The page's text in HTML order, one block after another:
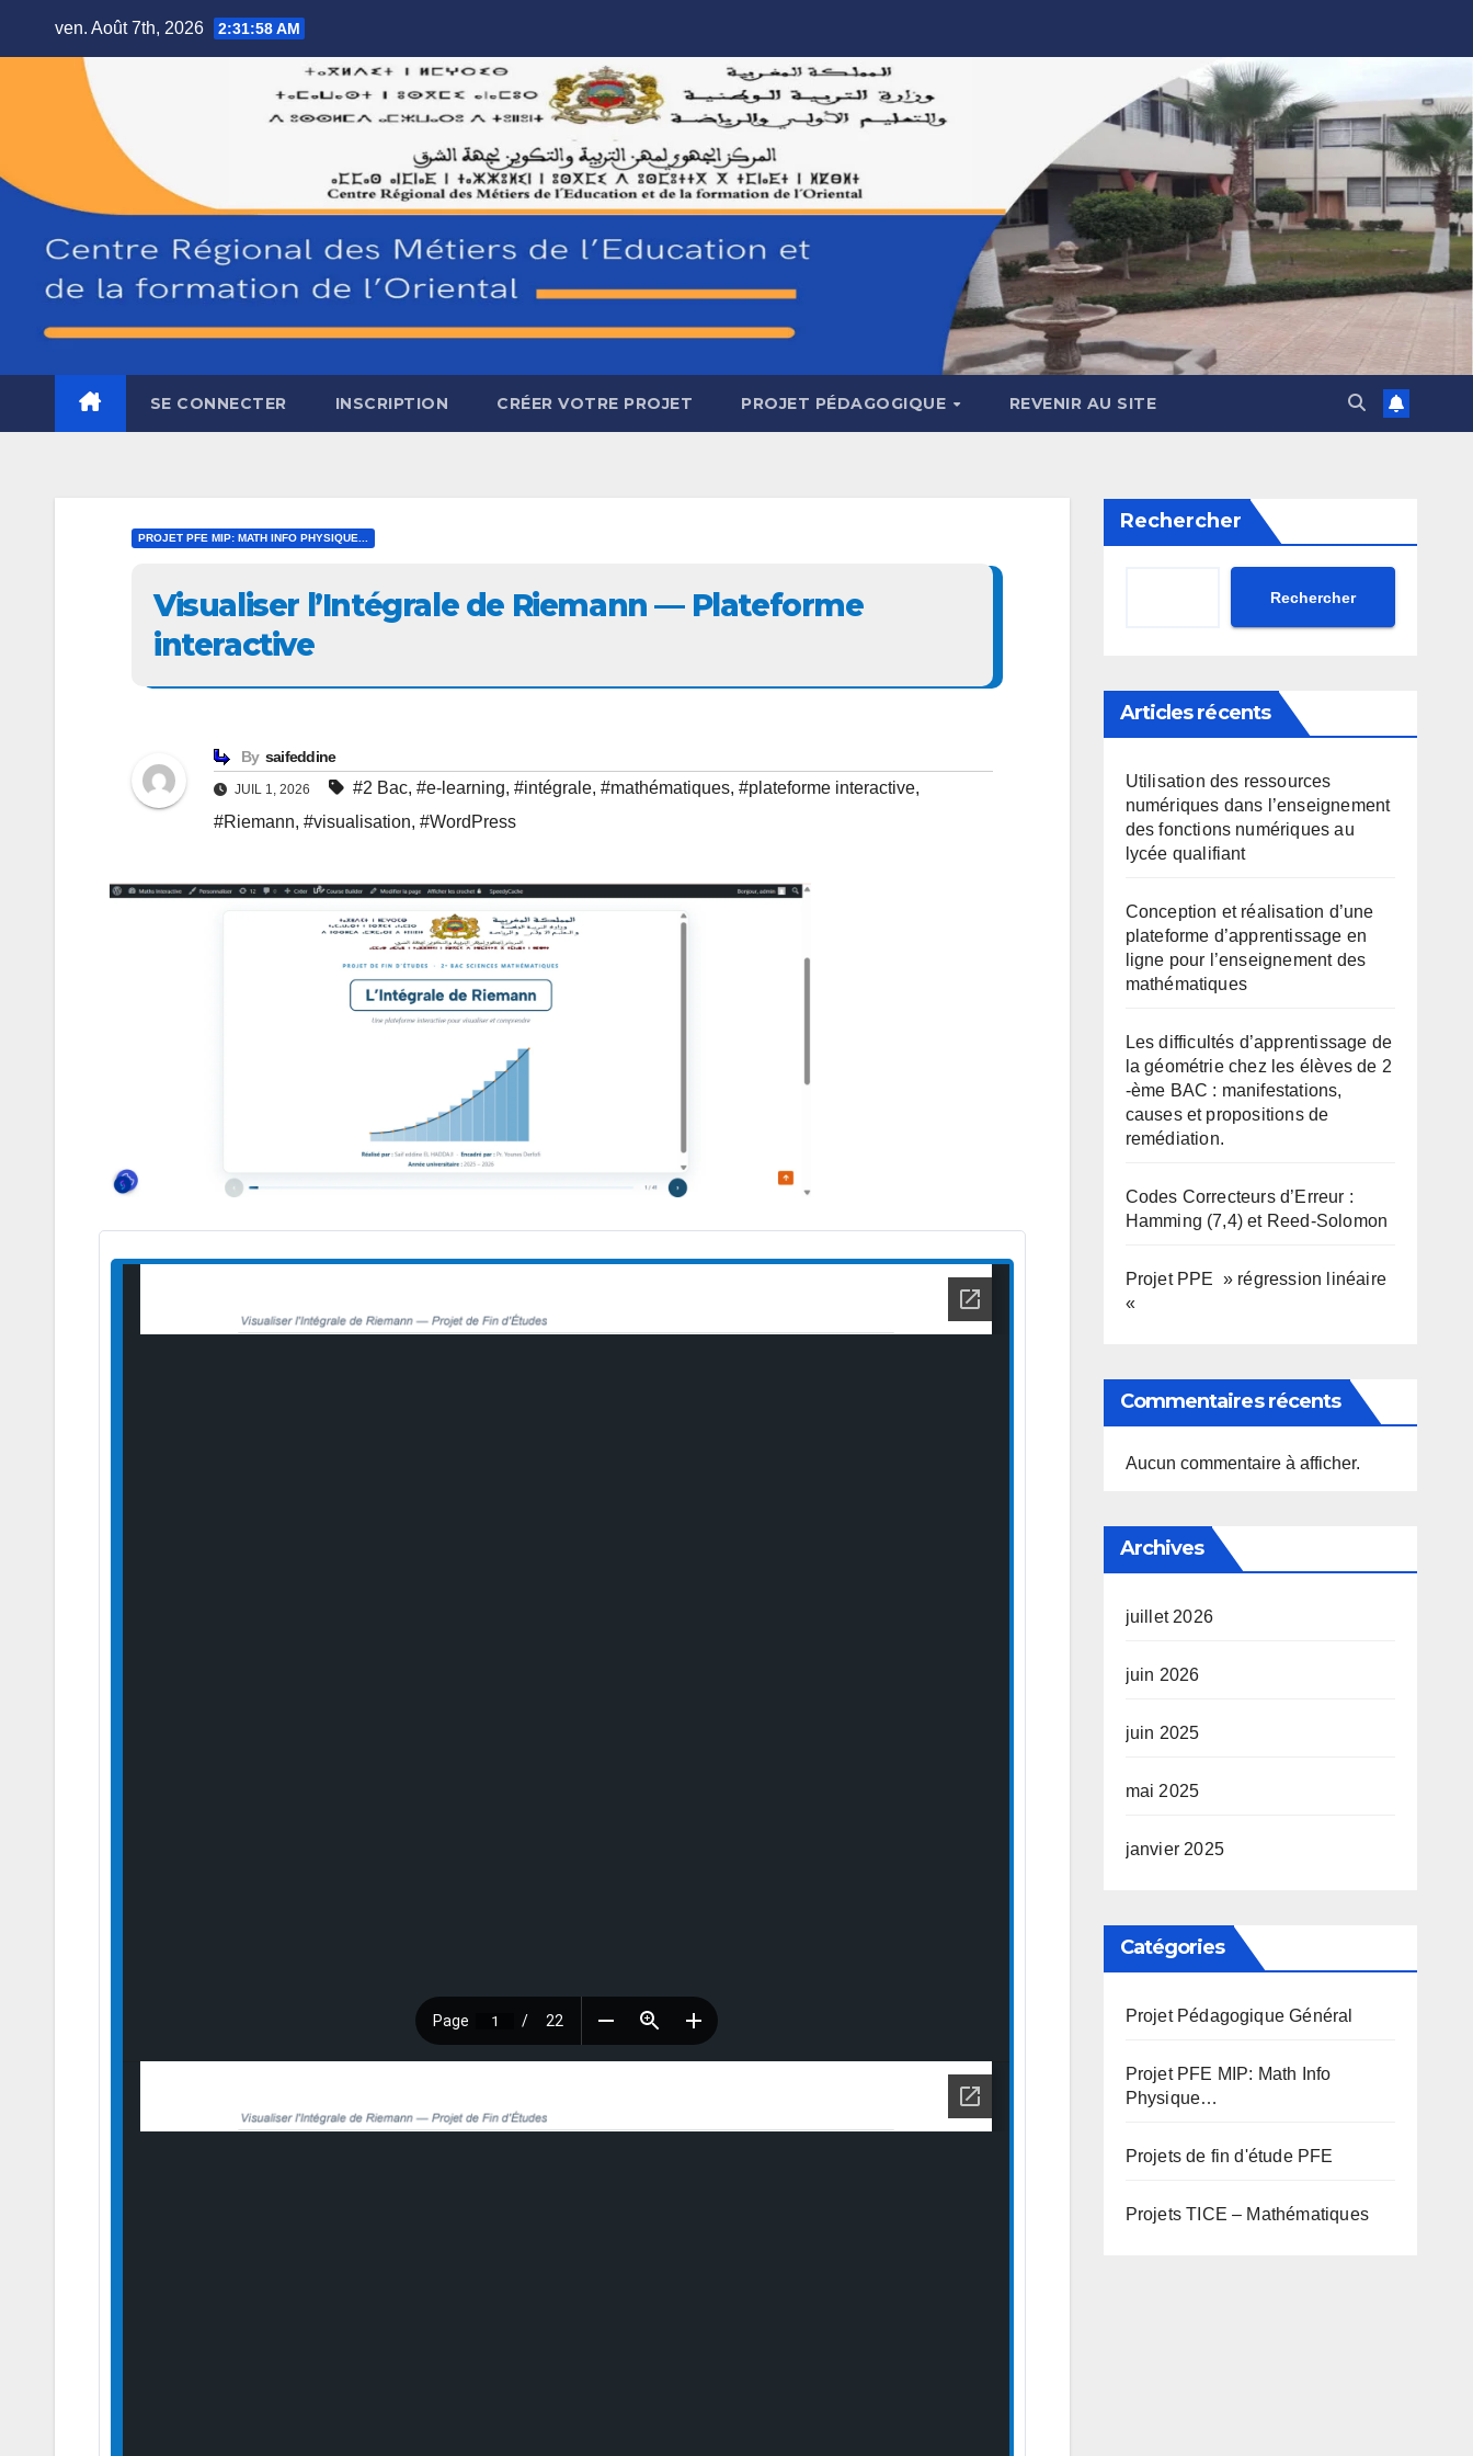
ven. Août 7th, 2026 2:31:59 AM
SE CONNECTER INSCRIPTION CRÉER VOTRE PROJET PROJET PÉDAGOGIQUE REVENIR AU SITE
PROJET PFE MIP: MATH INFO PHYSIQUE...
Visualiser l’Intégrale de Riemann — Plateforme
interactive
By saifeddine
JUIL 1, 2026 #2 Bac, #e-learning, #intégrale, #mathématiques, #plateforme interactive,
#Riemann, #visualisation, #WordPress
Rechercher
Rechercher
Articles récents
Utilisation des ressources
numériques dans l’enseignement
des fonctions numériques au
lycée qualifiant
Conception et réalisation d’une
plateforme d’apprentissage en
ligne pour l’enseignement des
mathématiques
Les difficultés d’apprentissage de
la géométrie chez les élèves de 2
-ème BAC : manifestations,
causes et propositions de
remédiation.
Codes Correcteurs d’Erreur :
Hamming (7,4) et Reed-Solomon
Projet PPE » régression linéaire
«
Commentaires récents
Aucun commentaire à afficher.
Archives
juillet 2026
juin 2026
juin 2025
mai 2025
janvier 2025
Catégories
Projet Pédagogique Général
Projet PFE MIP: Math Info
Physique…
Projets de fin d'étude PFE
Projets TICE – Mathématiques